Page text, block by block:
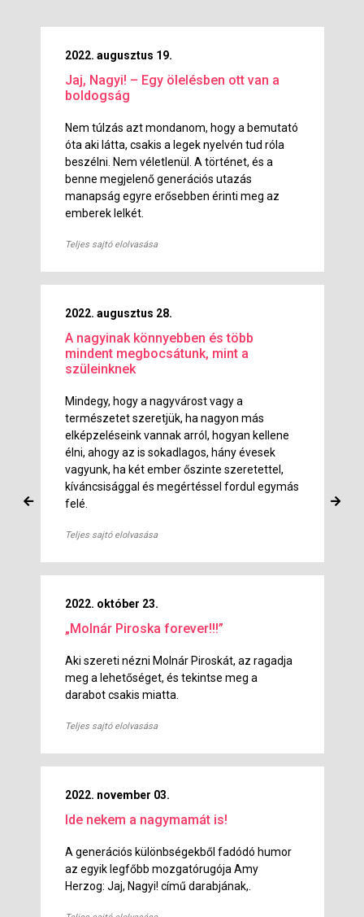
2022. augusztus 19.
Jaj, Nagyi! – Egy ölelésben ott van a
boldogság
Nem túlzás azt mondanom, hogy a bemutató
óta aki látta, csakis a legek nyelvén tud róla
beszélni. Nem véletlenül. A történet, és a
benne megjelenő generációs utazás
manapság egyre erősebben érinti meg az
emberek lelkét.
Teljes sajtó elolvasása
2022. augusztus 28.
A nagyinak könnyebben és több
mindent megbocsátunk, mint a
szüleinknek
Mindegy, hogy a nagyvárost vagy a
természetet szeretjük, ha nagyon más
elképzeléseink vannak arról, hogyan kellene
élni, ahogy az is sokadlagos, hány évesek
vagyunk, ha két ember őszinte szeretettel,
kíváncsisággal és megértéssel fordul egymás
felé.
Teljes sajtó elolvasása
2022. október 23.
„Molnár Piroska forever!!!”
Aki szereti nézni Molnár Piroskát, az ragadja
meg a lehetőséget, és tekintse meg a
darabot csakis miatta.
Teljes sajtó elolvasása
2022. november 03.
Ide nekem a nagymamát is!
A generációs különbségekből fadódó humor
az egyik legfőbb mozgatórugója Amy
Herzog: Jaj, Nagyi! című darabjának,.